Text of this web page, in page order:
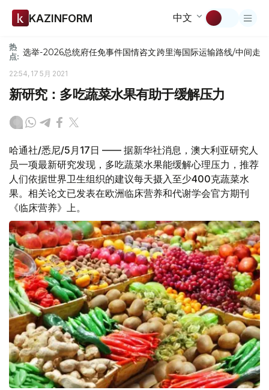
KAZINFORM 中文
热
点: 选举-2026总统府任免事件国情咨文跨里海国际运输路线/中间走廊
22:54, 17 5月 2021
新研究：多吃蔬菜水果有助于缓解压力
哈通社/悉尼/5月17日 —— 据新华社消息，澳大利亚研究人
员一项最新研究发现，多吃蔬菜水果能缓解心理压力，推荐
人们依据世界卫生组织的建议每天摄入至少400克蔬菜水
果。相关论文已发表在欧洲临床营养和代谢学会官方期刊
《临床营养》上。